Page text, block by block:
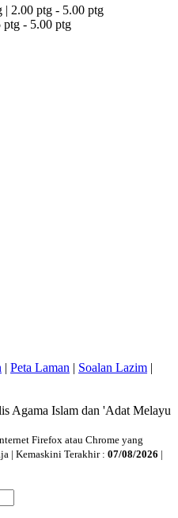
| 2.00 ptg - 5.00 ptg
ptg - 5.00 ptg
| Peta Laman | Soalan Lazim |
Agama Islam dan 'Adat Melayu
Firefox atau Chrome yang
| Kemaskini Terakhir : 07/08/2026 |